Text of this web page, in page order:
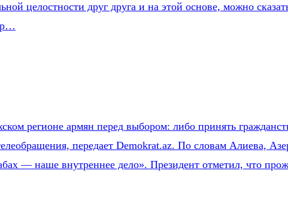
целостности друг друга и на этой основе, можно
регионе армян перед выбором: либо принять
передает Demokrat.az. По словам Алиева,
— наше внутреннее дело». Президент отметил, что